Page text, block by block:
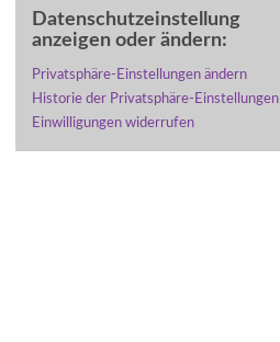
Datenschutzeinstellung
anzeigen oder ändern:
Privatsphäre-Einstellungen ändern
Historie der Privatsphäre-Einstellungen
Einwilligungen widerrufen